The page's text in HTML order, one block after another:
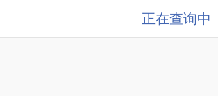
正在查询中